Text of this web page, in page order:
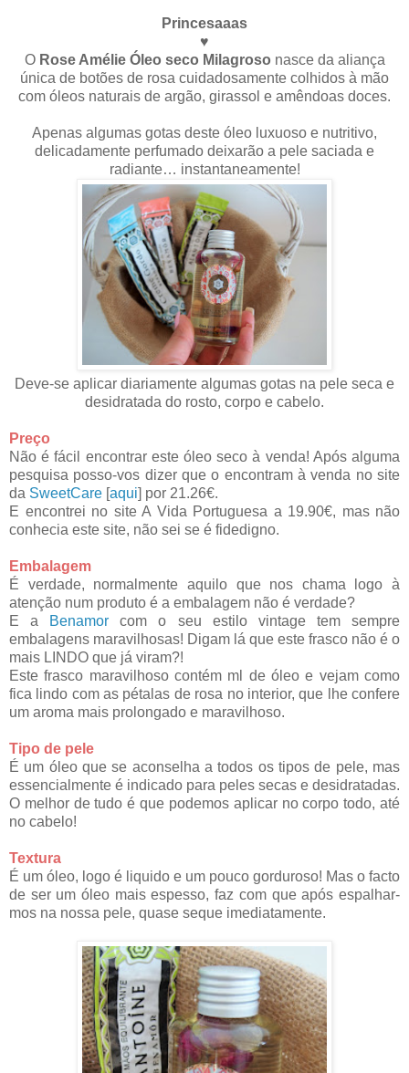
Princesaaas
♥
ORose Amélie Óleo seco Milagroso nasce da aliança
única de botões de rosa cuidadosamente colhidos à mão
com óleos naturais de argão, girassol e amêndoas doces.
Apenas algumas gotas deste óleo luxuoso e nutritivo,
delicadamente perfumado deixarão a pele saciada e
radiante… instantaneamente!
Deve-se aplicar diariamente algumas gotas na pele seca e
desidratada do rosto, corpo e cabelo.
Preço
Não é fácil encontrar este óleo seco à venda! Após alguma
pesquisa posso-vos dizer que o encontram à venda no site
da SweetCare [aqui] por 21.26€.
E encontrei no site A Vida Portuguesa a 19.90€, mas não
conhecia este site, não sei se é fidedigno.
Embalagem
É verdade, normalmente aquilo que nos chama logo à
atenção num produto é a embalagem não é verdade?
E a
Benamor com o seu estilo vintage tem sempre
embalagens maravilhosas! Digam lá que este frasco não é o
mais LINDO que já viram?!
Este frasco maravilhoso contém ml de óleo e vejam como
fica lindo com as pétalas de rosa no interior, que lhe confere
um aroma mais prolongado e maravilhoso.
Tipo de pele
É um óleo que se aconselha a todos os tipos de pele, mas
essencialmente é indicado para peles secas e desidratadas.
O melhor de tudo é que podemos aplicar no corpo todo, até
no cabelo!
Textura
É um óleo, logo é liquido e um pouco gorduroso! Mas o facto
de ser um óleo mais espesso, faz com que após espalhar-
mos na nossa pele, quase seque imediatamente.